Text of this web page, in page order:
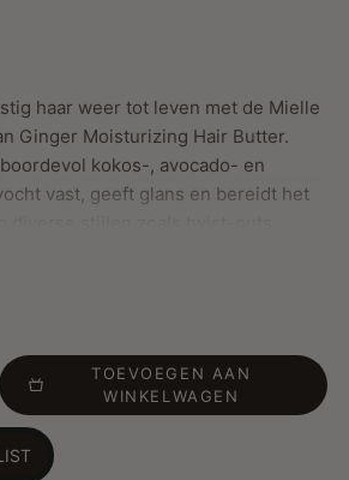
haar weer tot leven met de Mielle
Ginger Moisturizing Hair Butter.
kokos-, avocado- en
vast, geeft glans en bereidt het
Geschikt voor zowel nat als
langdurige hydratatie
glans
als droog haar
TOEVOEGEN AAN
WINKELWAGEN